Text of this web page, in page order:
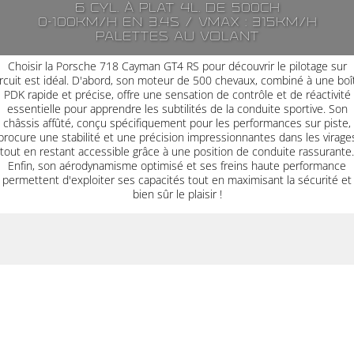
6 cyl. à plat 4l. de 500ch
0-100km/h en 3.4s / Vmax : 315km/h
Palettes au volant
Choisir la Porsche 718 Cayman GT4 RS pour découvrir le pilotage sur
est idéal. D'abord, son moteur de 500 chevaux, combiné à une
PDK rapide et précise, offre une sensation de contrôle et de réactivité
essentielle pour apprendre les subtilités de la conduite sportive. Son
châssis affûté, conçu spécifiquement pour les performances sur piste,
une stabilité et une précision impressionnantes dans les
tout en restant accessible grâce à une position de conduite rassurante.
Enfin, son aérodynamisme optimisé et ses freins haute performance
permettent d'exploiter ses capacités tout en maximisant la sécurité et
bien sûr le plaisir !